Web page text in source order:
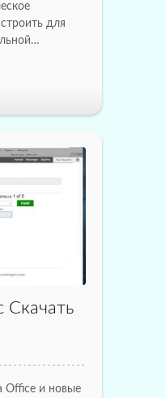
для
Скачать
Office и новые